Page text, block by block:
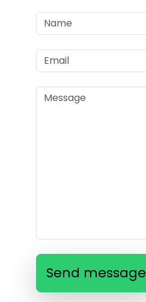
Send message